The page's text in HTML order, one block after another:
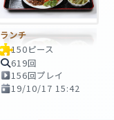
ランチ
150ピース
619回
156回プレイ
19/10/17 15:42